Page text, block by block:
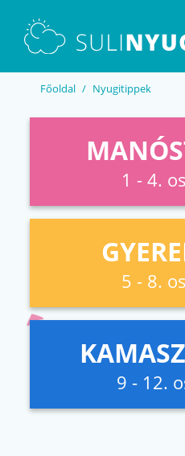
Főoldal Nyugitippek
1 - 4.
5 - 8.
9 - 12.